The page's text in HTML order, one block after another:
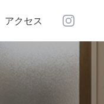
アクセス